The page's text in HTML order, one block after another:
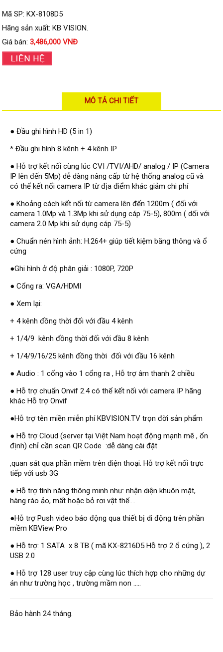
Camera Dahua
Camera Visionhitech
Camera KBVISION
Đầu ghi HDParagon
Đầu ghi HIKVISION
Đầu ghi Visionhitech
Đầu ghi Dahua
Đầu ghi KBVISION
Thiết bị chống trộm
Thiết bị chống trộm Paradox
Thiết bị Enforcer
access control
LẮP ĐẶT CAMERA TRỌN GÓI
BÁO ĐỘNG CHỐNG TRỘM
GIẢI PHÁP NHỎ TRỌN GÓI
Hướng dẫn sử dụng
Tin tức
Liên hệ
Mã SP: KX-8108D5
Hãng sản xuất: KB VISION.
Giá bán:3,486,000 VNĐ
MÔ TẢ CHI TIẾT
● Đầu ghi hình HD (5 in 1)
* Đầu ghi hình 8 kênh + 4 kênh IP
● Hỗ trợ kết nối cùng lúc CVI /TVI/AHD/ analog / IP (Camera
IP lên đến 5Mp) dễ dàng nâng cấp từ hệ thống analog cũ và
có thể kết nối camera IP từ địa điểm khác giảm chi phí
● Khoảng cách kết nối từ camera lên đến 1200m ( đối với
camera 1.0Mp và 1.3Mp khi sử dụng cáp 75-5), 800m ( dối với
camera 2.0 Mp khi sử dụng cáp 75-5)
● Chuẩn nén hình ảnh: H.264+ giúp tiết kiệm băng thông và ổ
cứng
●Ghi hình ở độ phân giải : 1080P, 720P
● Cổng ra: VGA/HDMI
● Xem lại:
+ 4 kênh đồng thời đối với đầu 4 kênh
+ 1/4/9 kênh đồng thời đối với đầu 8 kênh
+ 1/4/9/16/25 kênh đồng thời đối với đầu 16 kênh
● Audio : 1 cổng vào 1 cổng ra , Hỗ trợ âm thanh 2 chiều
● Hỗ trợ chuẩn Onvif 2.4 có thể kết nối với camera IP hãng
khác Hỗ trợ Onvif
●Hỗ trợ tên miền miễn phí KBVISION.TV trọn đời sản phẩm
● Hỗ trợ Cloud (server tại Việt Nam hoạt động mạnh mẽ , ổn
định) chỉ cần scan QR Code :dễ dàng cài đặt
,quan sát qua phần mềm trên điện thoại. Hỗ trợ kết nối trực
tiếp với usb 3G
● Hỗ trợ tính năng thông minh như: nhận diện khuôn mặt,
hàng rào ảo, mất hoặc bỏ rơi vật thể....
●Hỗ trợ Push video báo động qua thiết bị di động trên phần
mềm KBView Pro
● Hỗ trợ: 1 SATA x 8 TB ( mã KX-8216D5 Hỗ trợ 2 ổ cứng ), 2
USB 2.0
● Hỗ trợ 128 user truy cập cùng lúc thích hợp cho những dự
án như trường học , trường mầm non .....
Bảo hành 24 tháng.